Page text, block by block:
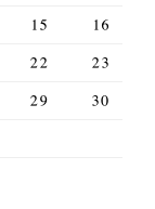
15
16
22
23
29
30